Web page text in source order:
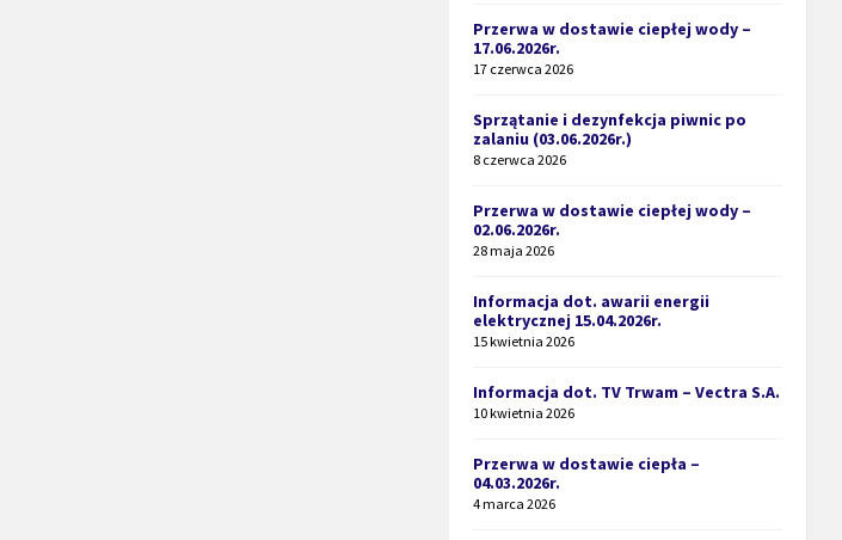
Przerwa w dostawie ciepłej wody –
17.06.2026r.
17 czerwca 2026
Sprzątanie i dezynfekcja piwnic po
zalaniu (03.06.2026r.)
8 czerwca 2026
Przerwa w dostawie ciepłej wody –
02.06.2026r.
28 maja 2026
Informacja dot. awarii energii
elektrycznej 15.04.2026r.
15 kwietnia 2026
Informacja dot. TV Trwam – Vectra S.A.
10 kwietnia 2026
Przerwa w dostawie ciepła –
04.03.2026r.
4 marca 2026